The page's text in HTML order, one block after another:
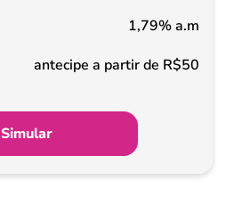
1,79% a.m
antecipe a partir de R$50
Simular